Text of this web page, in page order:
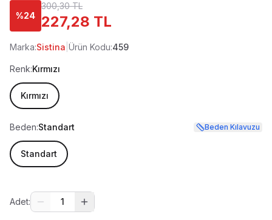
%24
300,30 TL
227,28 TL
Marka:Sistina Ürün Kodu:459
Renk:Kırmızı
Kırmızı
Beden:Standart Beden Kılavuzu
Standart
Adet: 1